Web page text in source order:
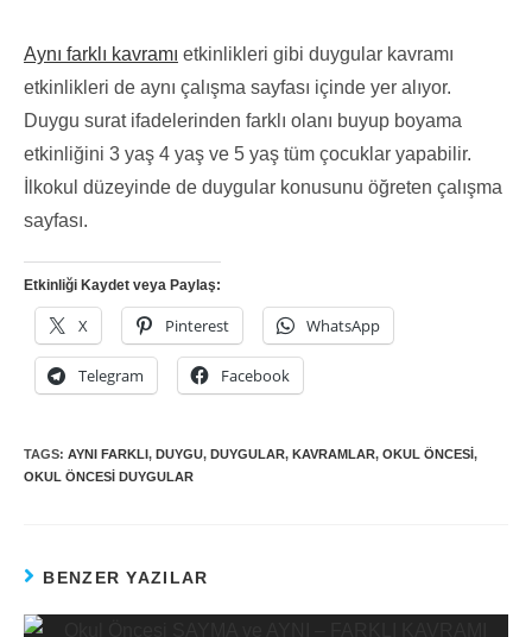
Aynı farklı kavramı etkinlikleri gibi duygular kavramı
etkinlikleri de aynı çalışma sayfası içinde yer alıyor.
Duygu surat ifadelerinden farklı olanı buyup boyama
etkinliğini 3 yaş 4 yaş ve 5 yaş tüm çocuklar yapabilir.
İlkokul düzeyinde de duygular konusunu öğreten çalışma
sayfası.
Etkinliği Kaydet veya Paylaş:
X Pinterest WhatsApp
Telegram Facebook
TAGS: AYNI FARKLI, DUYGU, DUYGULAR, KAVRAMLAR, OKUL ÖNCESI,
OKUL ÖNCESI DUYGULAR
BENZER YAZILAR